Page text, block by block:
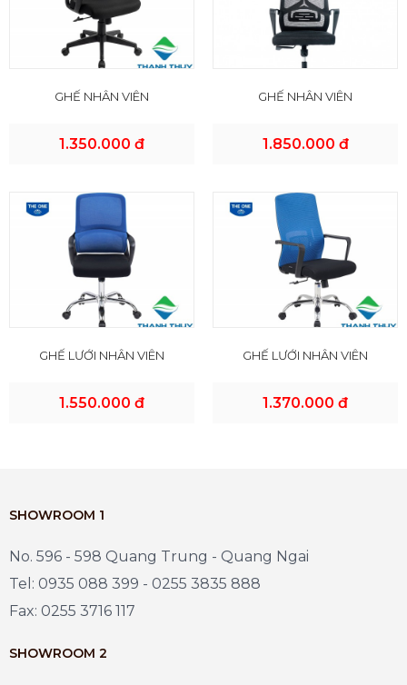
GHẾ NHÂN VIÊN
1.350.000 đ
GHẾ NHÂN VIÊN
1.850.000 đ
GHẾ LƯỚI NHÂN VIÊN
1.550.000 đ
GHẾ LƯỚI NHÂN VIÊN
1.370.000 đ
SHOWROOM 1
No. 596 - 598 Quang Trung - Quang Ngai
Tel: 0935 088 399 - 0255 3835 888
Fax: 0255 3716 117
SHOWROOM 2